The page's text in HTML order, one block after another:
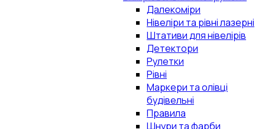
Далекоміри
Нівеліри та рівні лазерні
Штативи для нівелірів
Детектори
Рулетки
Рівні
Маркери та олівці
будівельні
Правила
Шнури та фарби